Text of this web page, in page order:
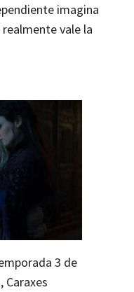
imagina
vale la
3 de
Caraxes